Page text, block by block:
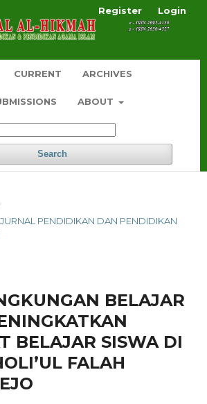
CURRENT ARCHIVES
ABOUT
Search
Register Login
PENDIDIKAN DAN PENDIDIKAN
BELAJAR
BELAJAR SISWA DI
FALAH